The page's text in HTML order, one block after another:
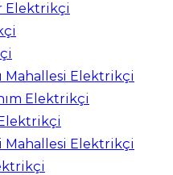
Elektrikçi
Elektrikçi
Elektrikçi
Elektrikçi